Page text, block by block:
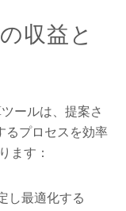
収益と
ールは、提案さ
るプロセスを効率
ます：
し最適化する